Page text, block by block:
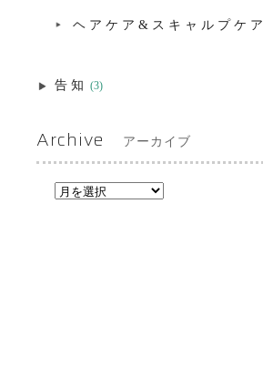
ヘアケア&スキャルプケア
告知 (3)
Archive アーカイブ